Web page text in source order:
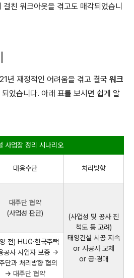
친 워크아웃을 겪고도 매각되었습니
년 재정적인 어려움을 겪고 결국 워크
었습니다. 아래 표를 보시면 쉽게 알
사업장 정리 시나리오
대응수단 처리방향
대주단 협약
(사업성 판단)
(사업성 및 공사 진
척도 등 고려)
태영건설 시공 지속
or 시공사 교체
or 공·경매
전) HUG·한국주택
공사 사업자 보증 →
단과 처리방향 협의
→ 대주단 협약